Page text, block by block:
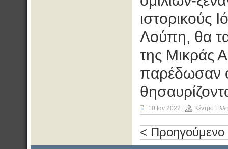
ιστορικούς
Λούπη, θα
της Μικράς
παρέδωσαν
10 Ιαν 2022 Κέντρο
< Προηγούμενο